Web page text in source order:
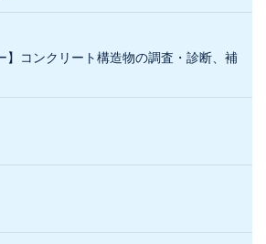
】コンクリート構造物の調査・診断、補